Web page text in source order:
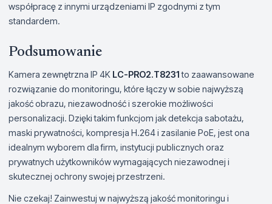
współpracę z innymi urządzeniami IP zgodnymi z tym
standardem.
Podsumowanie
Kamera zewnętrzna IP 4K LC-PRO2.T8231to zaawansowane
rozwiązanie do monitoringu, które łączy w sobie najwyższą
jakość obrazu, niezawodność i szerokie możliwości
personalizacji. Dzięki takim funkcjom jak detekcja sabotażu,
maski prywatności, kompresja H.264 i zasilanie PoE, jest ona
idealnym wyborem dla firm, instytucji publicznych oraz
prywatnych użytkowników wymagających niezawodnej i
skutecznej ochrony swojej przestrzeni.
Nie czekaj! Zainwestuj w najwyższą jakość monitoringu i